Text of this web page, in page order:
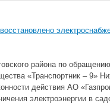
района по
«Транспортник – 9»
действия АО
электроэнергии в